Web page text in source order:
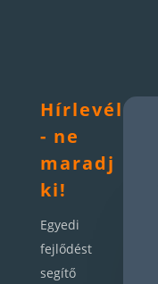
Hírlevél
- ne
maradj
ki!
Egyedi
fejlődést
segítő